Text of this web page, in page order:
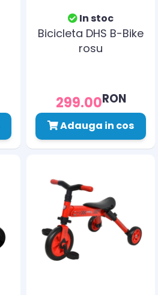
In stoc
Bicicleta DHS B-Bike
rosu
299.00RON
Adauga in cos